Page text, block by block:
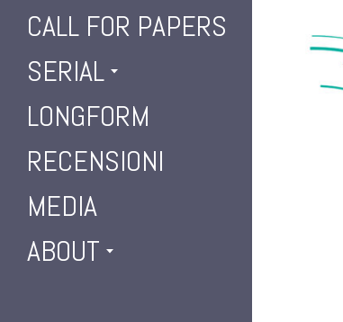
CALL FOR PAPERS
SERIAL
LONGFORM
RECENSIONI
MEDIA
ABOUT